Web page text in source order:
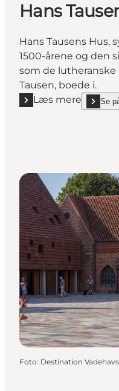
Hans
Hans Tausens Hus,
1500-årene og den
som de lutheranske
Tausen, boede i.
Læs mere
Læs mere "Hans Se
show
Foto: Destination